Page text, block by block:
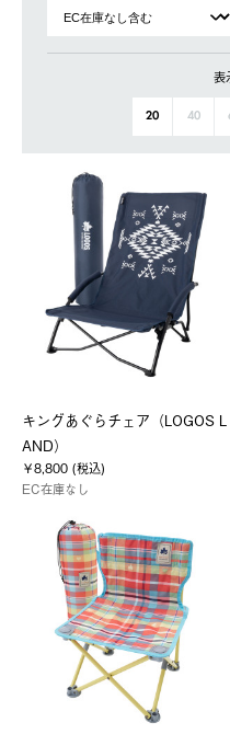
表
20 40
キングあぐらチェア（LOGOS L
AND）
￥8,800 (税込)
EC在庫なし